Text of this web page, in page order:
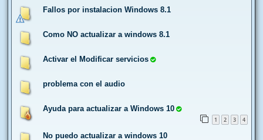
Fallos por instalacion Windows 8.1
Como NO actualizar a windows 8.1
Activar el Modificar servicios
problema con el audio
Ayuda para actualizar a Windows 10
1 2 3 4
No puedo actualizar a windows 10